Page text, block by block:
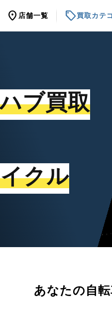
location_on 店舗一覧 sell買取カテ
ブ買取
クル
あなたの自転